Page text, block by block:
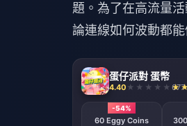
題。為了在高流量
論連線如何波動都能
蛋仔派對 蛋幣
4.40 677
-54%
60 Eggy Coins